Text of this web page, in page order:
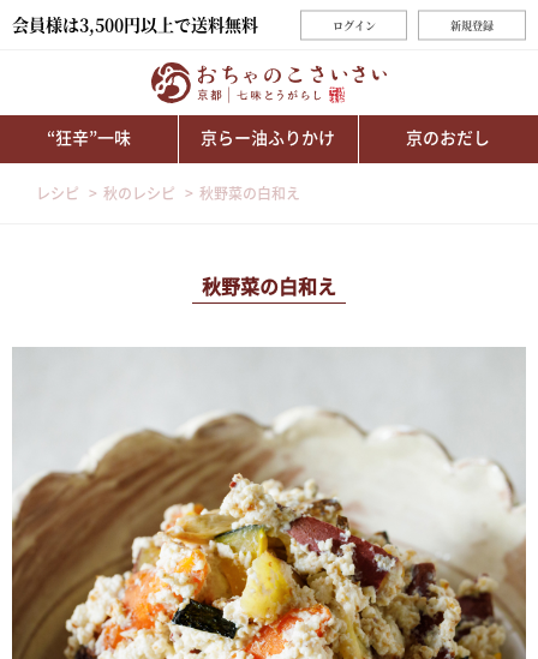
会員様は3,500円以上で送料無料 ログイン 新規登録
“狂辛”一味 京らー油ふりかけ 京のおだし
レシピ 秋のレシピ 秋野菜の白和え
秋野菜の白和え